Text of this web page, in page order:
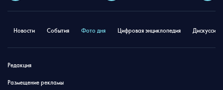
Новости События Фото дня Цифровая энциклопедия
Редакция
Размещение рекламы